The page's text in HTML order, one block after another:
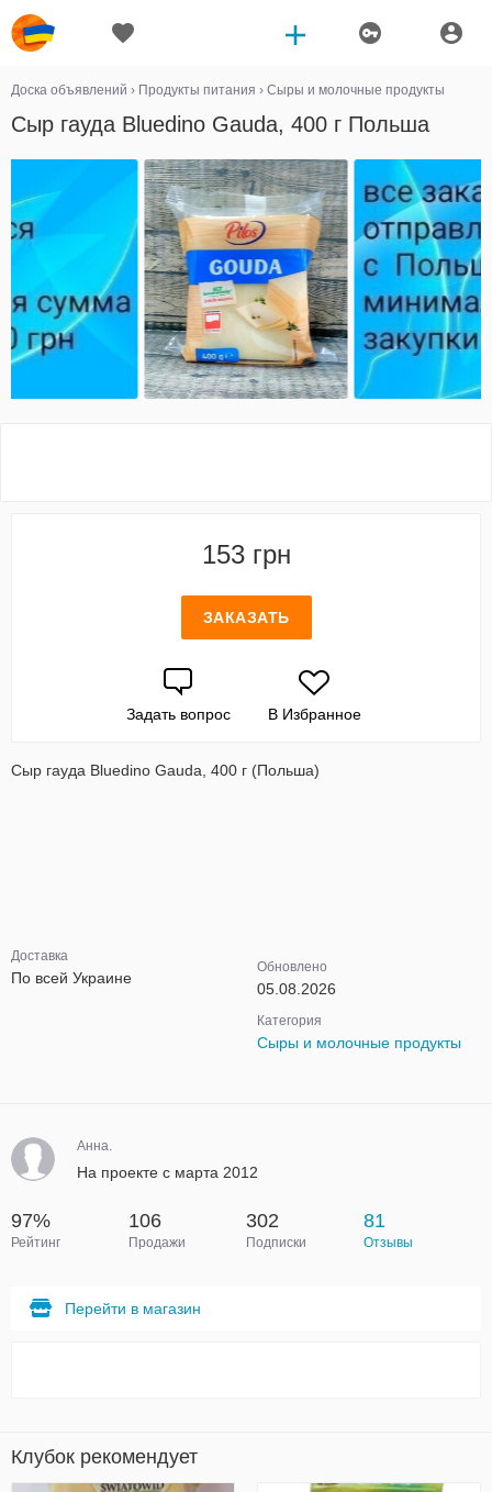
Доска объявлений › Продукты питания › Сыры и молочные продукты
Сыр гауда Bluedino Gauda, 400 г Польша
153 грн
ЗАКАЗАТЬ
Задать вопрос В Избранное
Сыр гауда Bluedino Gauda, 400 г (Польша)
Доставка
По всей Украине
Обновлено
05.08.2026
Категория
Сыры и молочные продукты
Анна.
На проекте с марта 2012
97%
Рейтинг
106
Продажи
302
Подписки
81
Отзывы
Перейти в магазин
Клубок рекомендует